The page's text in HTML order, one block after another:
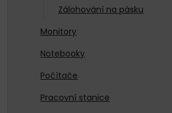
Zálohování na pásku
Monitory
Notebooky
Počítače
Pracovní stanice